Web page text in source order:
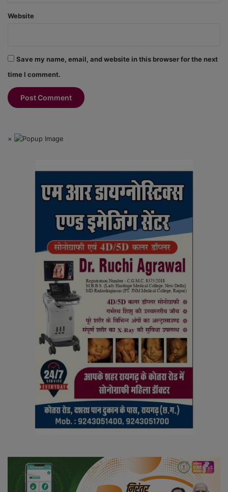
Website
Save my name, email, and website in this browser for the next
time I comment.
×